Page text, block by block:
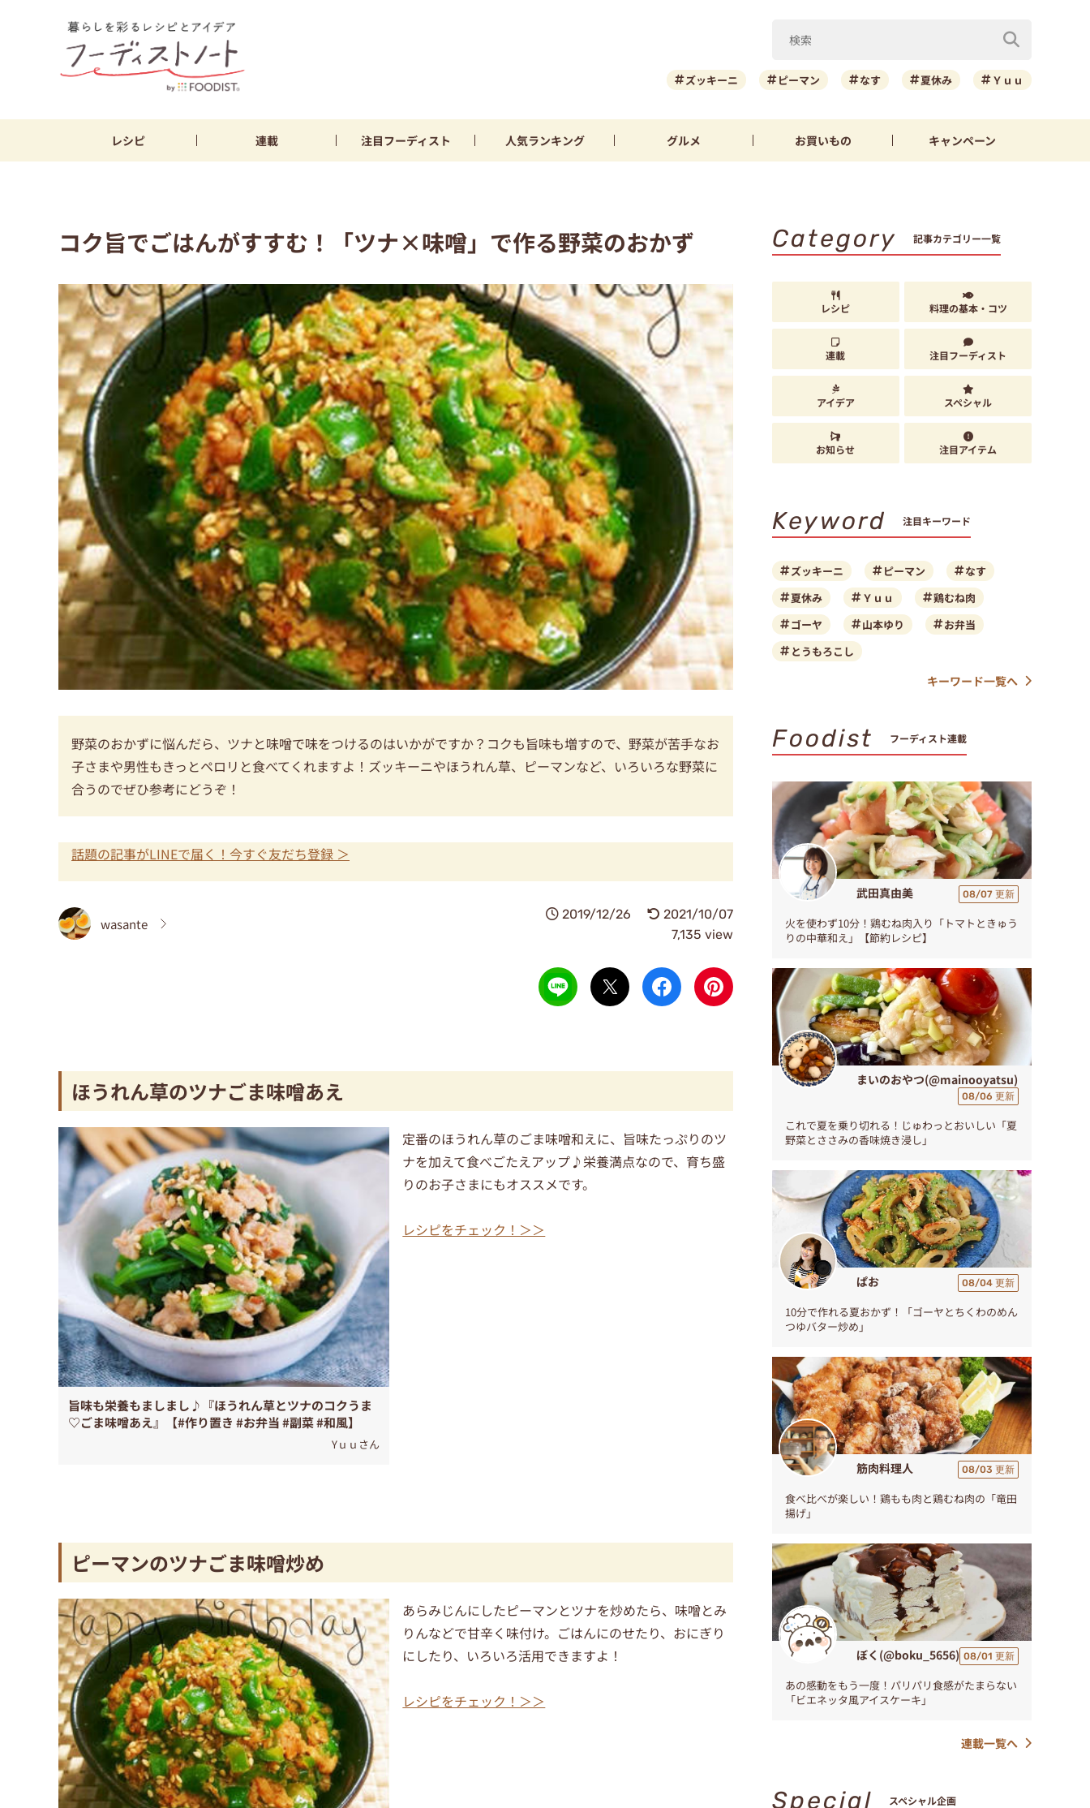
ズッキーニ ピーマン なす 夏休み Ｙｕｕ
レシピ 連載 注目フーディスト 人気ランキング グルメ お買いもの キャンペーン
コク旨でごはんがすすむ！「ツナ×味噌」で作る野菜のおかず
野菜のおかずに悩んだら、ツナと味噌で味をつけるのはいかがですか？コクも旨味も増すので、野菜が苦手なお
子さまや男性もきっとペロリと食べてくれますよ！ズッキーニやほうれん草、ピーマンなど、いろいろな野菜に
合うのでぜひ参考にどうぞ！
話題の記事がLINEで届く！今すぐ友だち登録 ＞
wasante
2019/12/26
2021/10/07
7,135 view
ほうれん草のツナごま味噌あえ
旨味も栄養もましまし♪『ほうれん草とツナのコクうま
♡ごま味噌あえ』【#作り置き #お弁当 #副菜 #和風】
Yｕｕさん
定番のほうれん草のごま味噌和えに、旨味たっぷりのツ
ナを加えて食べごたえアップ♪栄養満点なので、育ち盛
りのお子さまにもオススメです。
レシピをチェック！＞＞
ピーマンのツナごま味噌炒め
あらみじんにしたピーマンとツナを炒めたら、味噌とみ
りんなどで甘辛く味付け。ごはんにのせたり、おにぎり
にしたり、いろいろ活用できますよ！
レシピをチェック！＞＞
Category 記事カテゴリー一覧
レシピ 料理の基本・コツ
連載 注目フーディスト
アイデア スペシャル
お知らせ 注目アイテム
Keyword 注目キーワード
ズッキーニ ピーマン
なす
夏休み
Ｙｕｕ
鶏むね肉
ゴーヤ
山本ゆり
お弁当
とうもろこし
キーワード一覧へ
Foodist フーディスト連載
武田真由美 08/07 更新
火を使わず10分！鶏むね肉入り「トマトときゅう
りの中華和え」【節約レシピ】
まいのおやつ(@mainooyatsu)
08/06 更新
これで夏を乗り切れる！じゅわっとおいしい「夏
野菜とささみの香味焼き浸し」
ぱお 08/04 更新
10分で作れる夏おかず！「ゴーヤとちくわのめん
つゆバター炒め」
筋肉料理人 08/03 更新
食べ比べが楽しい！鶏もも肉と鶏むね肉の「竜田
揚げ」
ぼく(@boku_5656) 08/01 更新
あの感動をもう一度！パリパリ食感がたまらない
「ビエネッタ風アイスケーキ」
連載一覧へ
Special スペシャル企画